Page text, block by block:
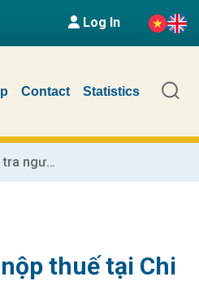
Log In
Contact Statistics
Giải pháp nâng cao chất lượng công tác kiểm tra người nộp thuế tại Chi cục Thuế huyện Yên Dũng, tỉnh Bắc Giang
thuế tại Chi